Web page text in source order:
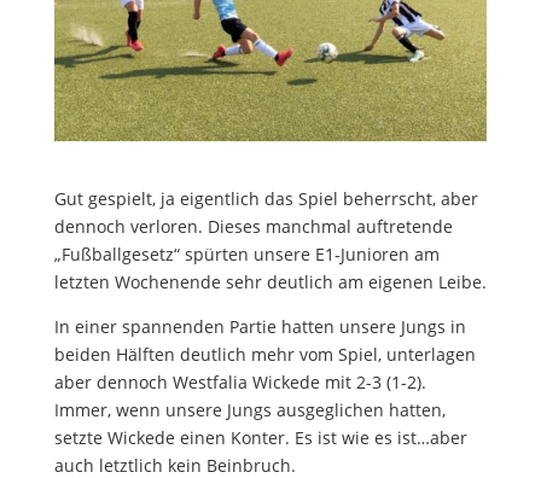
Gut gespielt, ja eigentlich das Spiel beherrscht, aber
dennoch verloren. Dieses manchmal auftretende
„Fußballgesetz“ spürten unsere E1-Junioren am
letzten Wochenende sehr deutlich am eigenen Leibe.
In einer spannenden Partie hatten unsere Jungs in
beiden Hälften deutlich mehr vom Spiel, unterlagen
aber dennoch Westfalia Wickede mit 2-3 (1-2).
Immer, wenn unsere Jungs ausgeglichen hatten,
setzte Wickede einen Konter. Es ist wie es ist…aber
auch letztlich kein Beinbruch.